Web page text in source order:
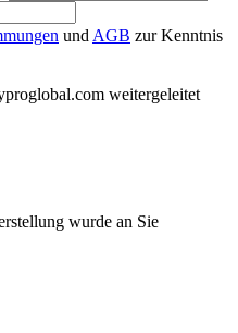
und AGB zur Kenntnis
weitergeleitet
wurde an Sie